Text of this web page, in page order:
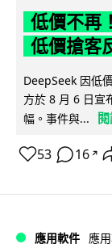
低價不再
低價搶客
DeepSeek 因低
方於 8 月 6 日宣
幅。事件與...
53 16 ↗
應用軟件 應